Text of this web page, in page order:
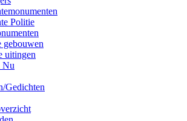
Politie
gebouwen
uitingen
Nu
Gedichten